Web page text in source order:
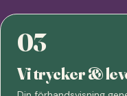
03
Vi trycker &